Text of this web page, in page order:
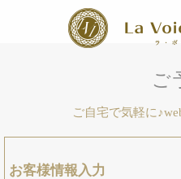
ご
ご自宅で気軽に
お客様情報入力